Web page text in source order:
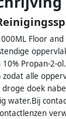
Floor
10% Propan-2-
zodat alle
droge doek
water.Bij